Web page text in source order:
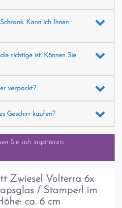
Kann ich Ihnen
richtige ist. Können Sie
verpackt?
Geschirr kaufen?
Sie sich inspirieren:
Zwiesel Volterra 6x
/ Stamperl im
ca. 6 cm